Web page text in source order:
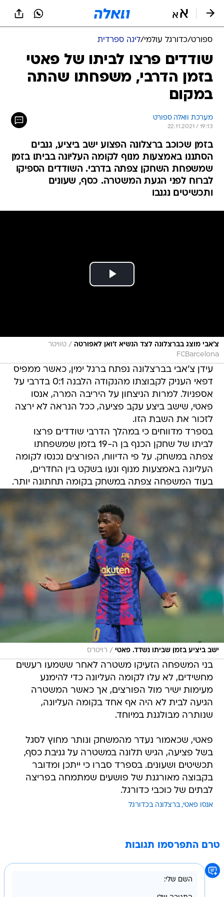
ספורט/כדורגל עולמי/ליגה ספרדית
שודדים פרצו לביתו של פאטי
בזמן הדרבי, משפחתו שהתה
במקום
מערכת וואלה ספורט
22.11.2021 / 19:13
בזמן שכוכב ברצלונה הפצוע ישב ביציע, גנבים
הסתננו באמצעות מנוף לקומה העליונה בביתו בזמן
שמשפחת השחקן צפתה בדרבי. השודדים הספיקו
לברוח לפני הגעת המשטרה. כסף, שעונים
ותכשיטים נגנבו
צ'אבי מוצג בברצלונה לצד הנשיא ז'ואן לאפורטה / טוויטר
FCBarcelona
עידן צ'אבי בברצלונה נפתח ברגל ימין, כאשר ממפיס
דפאי העניק לקבוצתו מהנקודה הלבנה 0:1 בדרבי על
אספניול. למרות הניצחון על היריבה המרה, אנסו
פאטי, שישב ביצע עקב פציעה, ככל הנראה לא ירצה
לזכור את השבת הזו.
בספרד מדווחים כי במהלך הדרבי שודדים פרצו
לביתו של שחקן הכנף בן ה-19 בזמן שמשפחתו
צפתה במשחק. על פי הדיווח, הפורצים נכנסו לקומה
העליונה באמצעות מנוף ונעו בשקט בין החדרים,
בעוד המשפחה צפתה במשחק בקומה תחתונה יותר.
ישב ביציע בזמן שביתו נשדד. פאטי / רויטרס
בני המשפחה הזעיקו משטרה לאחר ששמעו רעשים
מחשידים, לא עלו לקומה העליונה כדי להימנע
מעימות ישיר מול הפורצים, אך כאשר המשטרה
הגיעה לבית לא היה אף אחד בקומה העליונה,
שנותרה מבולגנת במיוחד.
פאטי, שכאמור נעדר מהמשחק ונותר מחוץ לסגל
בשל פציעה, הגיש תלונה במשטרה על גניבת כסף,
תכשיטים ושעונים. בספרד סברו כי ייתכן ומדובר
בקבוצה מאורגנת של פושעים שמתמחה בפריצה
לבתים של כוכבי כדורגל.
אנסו פאטי ברצלונה בכדורגל
טרם התפרסמו תגובות